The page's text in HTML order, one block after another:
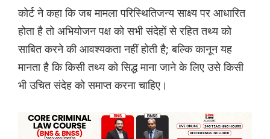
कोर्ट ने कहा कि जब मामला परिस्थितिजन्य साक्ष्य पर आधारित
होता है तो अभियोजन पक्ष को सभी संदेहों से रहित तथ्य को
साबित करने की आवश्यकता नहीं होती है; बल्कि कानून यह
मानता है कि किसी तथ्य को सिद्ध माना जाने के लिए उसे किसी
भी उचित संदेह को समाप्त करना चाहिए।